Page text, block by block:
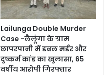
Lailunga Double Murder
Case -लैलूंगा के ग्राम
छापरपानी में डबल मर्डर और
दुष्कर्म कांड का खुलासा, 65
वर्षीय आरोपी गिरफ्तार